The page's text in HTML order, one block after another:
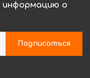
информацию о